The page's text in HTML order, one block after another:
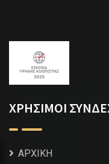
ΧΡΗΣΙΜΟΙ
ΑΡΧΙΚΗ